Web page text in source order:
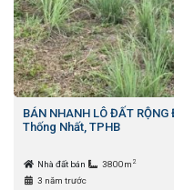
BÁN NHANH LÔ ĐẤT
Thống Nhất, TPHB
Nhà đất bán 3800m 2
3 năm trước